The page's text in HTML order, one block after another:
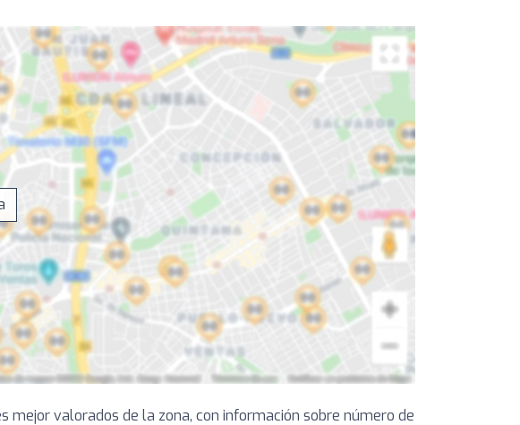
mejor valorados de la zona, con información sobre número de